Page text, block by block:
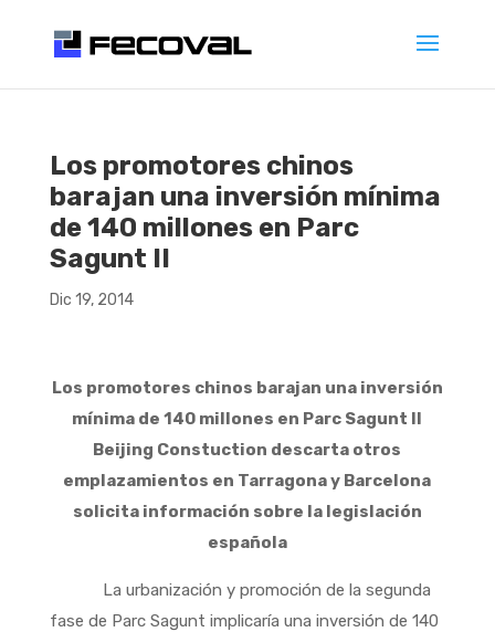
Los promotores chinos
barajan una inversión mínima
de 140 millones en Parc
Sagunt II
Dic 19, 2014
Los promotores chinos barajan una inversión
mínima de 140 millones en Parc Sagunt II
Beijing Constuction descarta otros
emplazamientos en Tarragona y Barcelona
solicita información sobre la legislación
española
La urbanización y promoción de la segunda
fase de Parc Sagunt implicaría una inversión de 140